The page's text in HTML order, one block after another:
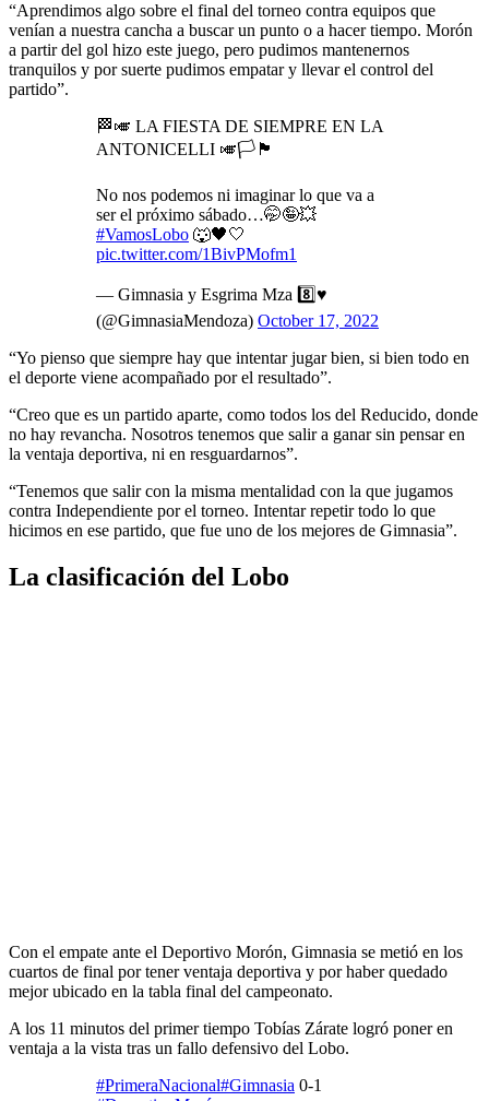
“Aprendimos algo sobre el final del torneo contra equipos que
venían a nuestra cancha a buscar un punto o a hacer tiempo. Morón
a partir del gol hizo este juego, pero pudimos mantenernos
tranquilos y por suerte pudimos empatar y llevar el control del
partido”.
🏁🎺 LA FIESTA DE SIEMPRE EN LA
ANTONICELLI 🎺🏳️🏴
No nos podemos ni imaginar lo que va a
ser el próximo sábado…🤭🤪💥
#VamosLobo 🐺🖤🤍
pic.twitter.com/1BivPMofm1
— Gimnasia y Esgrima Mza 8️⃣♥️
(@GimnasiaMendoza) October 17, 2022
“Yo pienso que siempre hay que intentar jugar bien, si bien todo en
el deporte viene acompañado por el resultado”.
“Creo que es un partido aparte, como todos los del Reducido, donde
no hay revancha. Nosotros tenemos que salir a ganar sin pensar en
la ventaja deportiva, ni en resguardarnos”.
“Tenemos que salir con la misma mentalidad con la que jugamos
contra Independiente por el torneo. Intentar repetir todo lo que
hicimos en ese partido, que fue uno de los mejores de Gimnasia”.
La clasificación del Lobo
Con el empate ante el Deportivo Morón, Gimnasia se metió en los
cuartos de final por tener ventaja deportiva y por haber quedado
mejor ubicado en la tabla final del campeonato.
A los 11 minutos del primer tiempo Tobías Zárate logró poner en
ventaja a la vista tras un fallo defensivo del Lobo.
#PrimeraNacional#Gimnasia 0-1